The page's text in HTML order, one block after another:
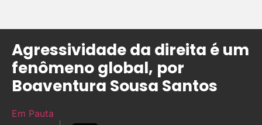
Agressividade da direita é um
fenômeno global, por
Boaventura Sousa Santos
Em Pauta